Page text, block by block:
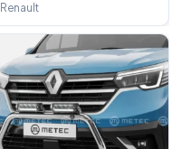
Renault